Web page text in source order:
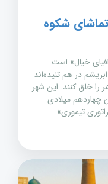
شکوه
خیال» است.
در هم تنیده‌اند
را خلق کنند. این شهر
چهاردهم میلادی
تیموری»